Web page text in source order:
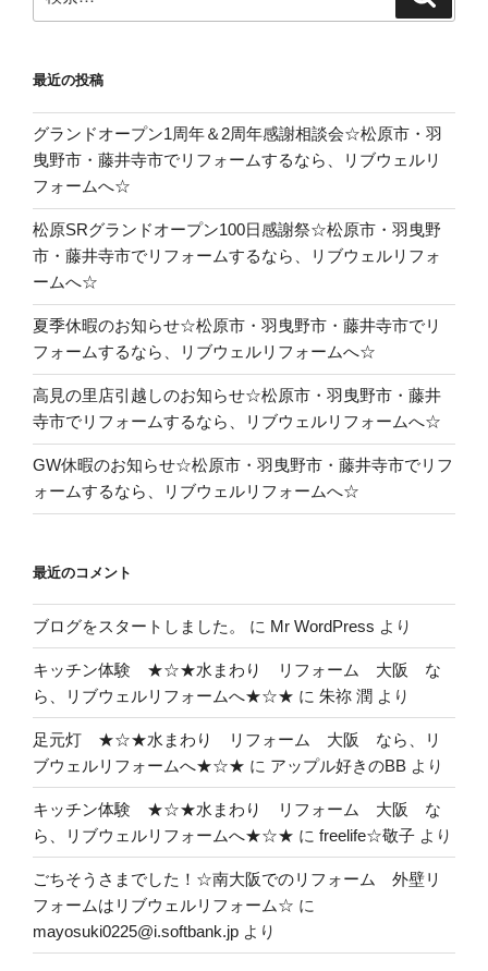
索:
最近の投稿
グランドオープン1周年＆2周年感謝相談会☆松原市・羽
曳野市・藤井寺市でリフォームするなら、リブウェルリ
フォームへ☆
松原SRグランドオープン100日感謝祭☆松原市・羽曳野
市・藤井寺市でリフォームするなら、リブウェルリフォ
ームへ☆
夏季休暇のお知らせ☆松原市・羽曳野市・藤井寺市でリ
フォームするなら、リブウェルリフォームへ☆
高見の里店引越しのお知らせ☆松原市・羽曳野市・藤井
寺市でリフォームするなら、リブウェルリフォームへ☆
GW休暇のお知らせ☆松原市・羽曳野市・藤井寺市でリフ
ォームするなら、リブウェルリフォームへ☆
最近のコメント
ブログをスタートしました。 に Mr WordPress より
キッチン体験 ★☆★水まわり リフォーム 大阪 な
ら、リブウェルリフォームへ★☆★ に 朱祢 潤 より
足元灯 ★☆★水まわり リフォーム 大阪 なら、リ
ブウェルリフォームへ★☆★ に アップル好きのBB より
キッチン体験 ★☆★水まわり リフォーム 大阪 な
ら、リブウェルリフォームへ★☆★ に freelife☆敬子 より
ごちそうさまでした！☆南大阪でのリフォーム 外壁リ
フォームはリブウェルリフォーム☆ に
mayosuki0225@i.softbank.jp より